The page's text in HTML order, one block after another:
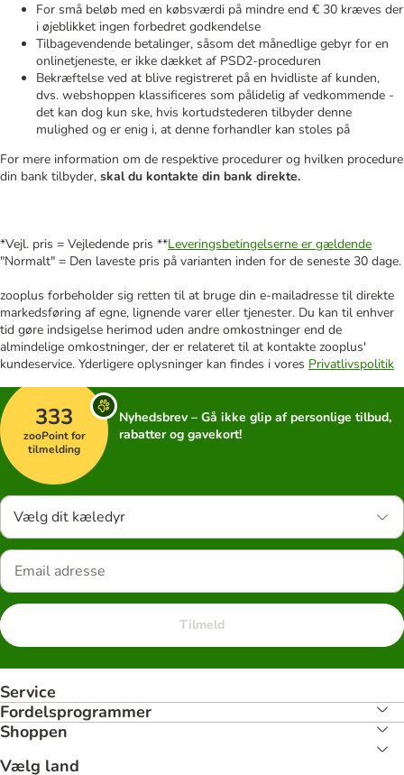
For små beløb med en købsværdi på mindre end € 30 kræves der
i øjeblikket ingen forbedret godkendelse
Tilbagevendende betalinger, såsom det månedlige gebyr for en
onlinetjeneste, er ikke dækket af PSD2-proceduren
Bekræftelse ved at blive registreret på en hvidliste af kunden,
dvs. webshoppen klassificeres som pålidelig af vedkommende -
det kan dog kun ske, hvis kortudstederen tilbyder denne
mulighed og er enig i, at denne forhandler kan stoles på
For mere information om de respektive procedurer og hvilken procedure
din bank tilbyder, skal du kontakte din bank direkte.
*Vejl. pris = Vejledende pris **Leveringsbetingelserne er gældende
"Normalt" = Den laveste pris på varianten inden for de seneste 30 dage.
zooplus forbeholder sig retten til at bruge din e-mailadresse til direkte
markedsføring af egne, lignende varer eller tjenester. Du kan til enhver
tid gøre indsigelse herimod uden andre omkostninger end de
almindelige omkostninger, der er relateret til at kontakte zooplus'
kundeservice. Yderligere oplysninger kan findes i vores Privatlivspolitik
333
zooPoint for
tilmelding
Nyhedsbrev – Gå ikke glip af personlige tilbud,
rabatter og gavekort!
Vælg dit kæledyr
Tilmeld
Service
Fordelsprogrammer
Shoppen
Vælg land